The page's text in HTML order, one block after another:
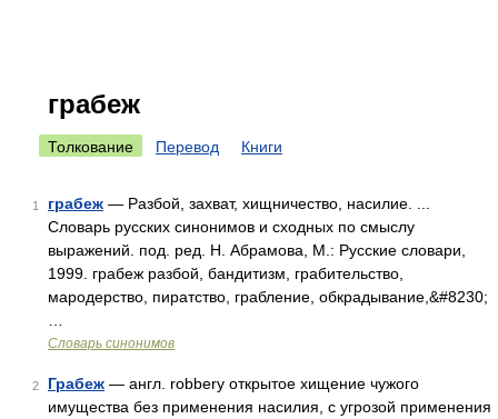
грабеж
Толкование Перевод Книги
1 грабеж — Разбой, захват, хищничество, насилие. ...
Словарь русских синонимов и сходных по смыслу
выражений. под. ред. Н. Абрамова, М.: Русские словари,
1999. грабеж разбой, бандитизм, грабительство,
мародерство, пиратство, грабление, обкрадывание,&#8230;
Словарь синонимов
2 Грабеж — англ. robbery открытое хищение чужого
имущества без применения насилия, с угрозой применения